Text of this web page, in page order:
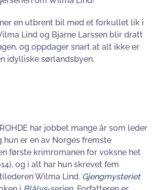
en utbrent bil med et forkullet lik i
Lind og Bjarne Larssen blir dratt
og oppdager snart at alt ikke er
idylliske sørlandsbyen.
har jobbet mange år som leder
er en av Norges fremste
første krimromanen for voksne het
og i alt har hun skrevet fem
Wilma Lind. Gjengmysteriet